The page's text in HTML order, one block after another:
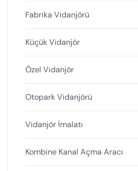
Fabrika Vidanjörü
Küçük Vidanjör
Özel Vidanjör
Otopark Vidanjörü
Vidanjör İmalatı
Kombine Kanal Açma Aracı